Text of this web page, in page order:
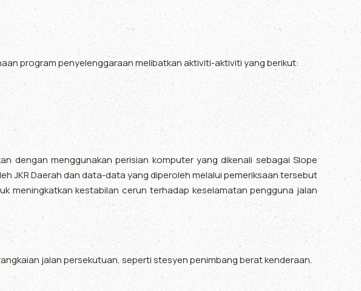
program penyelenggaraan melibatkan aktiviti-aktiviti yang berikut:
dengan menggunakan perisian komputer yang dikenali sebagai Slope
JKR Daerah dan data-data yang diperoleh melalui pemeriksaan tersebut
meningkatkan kestabilan cerun terhadap keselamatan pengguna jalan
jalan persekutuan, seperti stesyen penimbang berat kenderaan.